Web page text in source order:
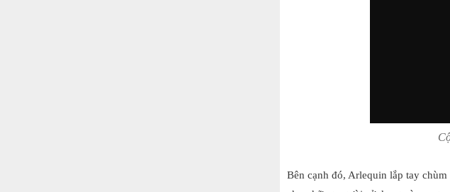
Bên cạnh đó, Arlequin lắp tay